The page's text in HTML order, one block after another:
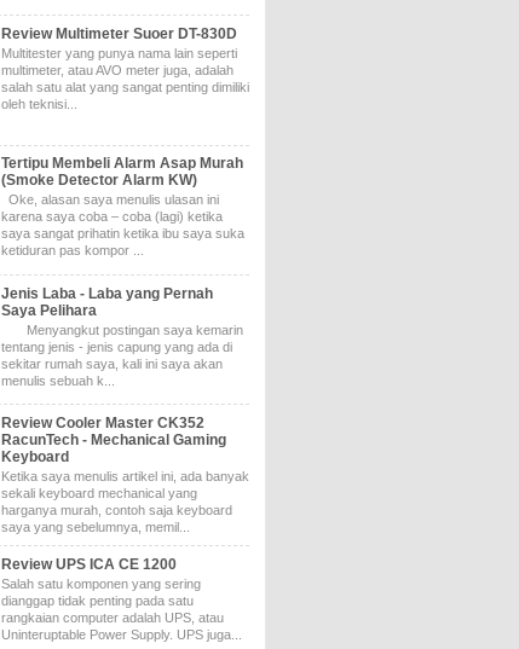
Review Multimeter Suoer DT-830D
Multitester yang punya nama lain seperti
multimeter, atau AVO meter juga, adalah
salah satu alat yang sangat penting dimiliki
oleh teknisi...
Tertipu Membeli Alarm Asap Murah
(Smoke Detector Alarm KW)
Oke, alasan saya menulis ulasan ini
karena saya coba – coba (lagi) ketika
saya sangat prihatin ketika ibu saya suka
ketiduran pas kompor ...
Jenis Laba - Laba yang Pernah
Saya Pelihara
Menyangkut postingan saya kemarin
tentang jenis - jenis capung yang ada di
sekitar rumah saya, kali ini saya akan
menulis sebuah k...
Review Cooler Master CK352
RacunTech - Mechanical Gaming
Keyboard
Ketika saya menulis artikel ini, ada banyak
sekali keyboard mechanical yang
harganya murah, contoh saja keyboard
saya yang sebelumnya, memil...
Review UPS ICA CE 1200
Salah satu komponen yang sering
dianggap tidak penting pada satu
rangkaian computer adalah UPS, atau
Uninteruptable Power Supply. UPS juga...